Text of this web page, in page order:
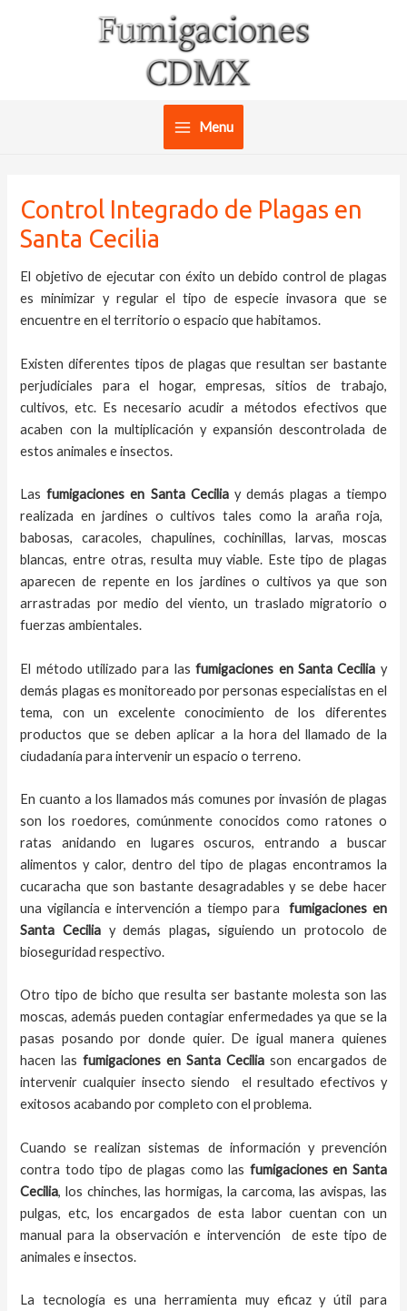
Main
Menu
Control Integrado de Plagas en
Santa Cecilia
El objetivo de ejecutar con éxito un debido control de plagas
es minimizar y regular el tipo de especie invasora que se
encuentre en el territorio o espacio que habitamos.
Existen diferentes tipos de plagas que resultan ser bastante
perjudiciales para el hogar, empresas, sitios de trabajo,
cultivos, etc. Es necesario acudir a métodos efectivos que
acaben con la multiplicación y expansión descontrolada de
estos animales e insectos.
Las fumigacionesen Santa Cecilia y demás plagas a tiempo
realizada en jardines o cultivos tales como la araña roja,
babosas, caracoles, chapulines, cochinillas, larvas, moscas
blancas, entre otras, resulta muy viable. Este tipo de plagas
aparecen de repente en los jardines o cultivos ya que son
arrastradas por medio del viento, un traslado migratorio o
fuerzas ambientales.
El método utilizado para las fumigaciones en Santa Cecilia y
demás plagas es monitoreado por personas especialistas en el
tema, con un excelente conocimiento de los diferentes
productos que se deben aplicar a la hora del llamado de la
ciudadanía para intervenir un espacio o terreno.
En cuanto a los llamados más comunes por invasión de plagas
son los roedores, comúnmente conocidos como ratones o
ratas anidando en lugares oscuros, entrando a buscar
alimentos y calor, dentro del tipo de plagas encontramos la
cucaracha que son bastante desagradables y se debe hacer
una vigilancia e intervención a tiempo parafumigaciones en
Santa Cecilia y demás plagas, siguiendo un protocolo de
bioseguridad respectivo.
Otro tipo de bicho que resulta ser bastante molesta son las
moscas, además pueden contagiar enfermedades ya que se la
pasas posando por donde quier. De igual manera quienes
hacen las fumigaciones enSanta Ceciliason encargados de
intervenir cualquier insecto siendo el resultado efectivos y
exitosos acabando por completo con el problema.
Cuando se realizan sistemas de información y prevención
contra todo tipo de plagas como las fumigacionesen Santa
Cecilia, los chinches, las hormigas, la carcoma, las avispas, las
pulgas, etc, los encargados de esta labor cuentan con un
manual para la observación e intervención de este tipo de
animales e insectos.
La tecnología es una herramienta muy eficaz y útil para